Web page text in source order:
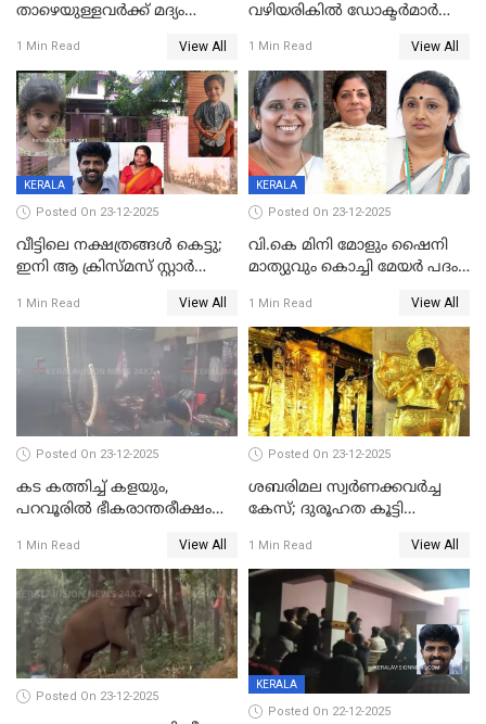
താഴെയുള്ളവർക്ക് മദ്യം
നടപടി;സ്ഥാപനങ്ങൾക്കെതിരെ
രണ്ട് കേസുകൾ
1 Min Read View All
വഴിയരികില്‍ ‌ഡോക്ടര്‍മാര്‍
മരണത്തിന് കീഴടങ്ങി
1 Min Read View All
KERALA
Posted On 23-12-2025
വീട്ടിലെ നക്ഷത്രങ്ങൾ കെട്ടു;
ഇനി ആ ക്രിസ്മസ് സ്റ്റാർ
വേണ്ടിയുള്ള
പിടിവലിക്കിടയിൽ
അപ്പൂപ്പനെതിരെ പോക്സോ
കേസ് ഒടുവിൽ 4 ജീവനുകൾ
പൊലിഞ്ഞു
1 Min Read View All
KERALA
Posted On 23-12-2025
വി.കെ മിനി മോളും ഷൈനി
മാത്യുവും കൊച്ചി മേയർ പദം
മേയറാകില്ല
1 Min Read View All
Posted On 23-12-2025
കട കത്തിച്ച് കളയും,
പറവൂരില്‍ ഭീകരാന്തരീക്ഷം
1 Min Read View All
Posted On 23-12-2025
ശബരിമല സ്വര്‍ണക്കവര്‍ച്ച
കേസ്; ദുരൂഹത കൂട്ടി
1 Min Read View All
Posted On 23-12-2025
KERALA
Posted On 22-12-2025